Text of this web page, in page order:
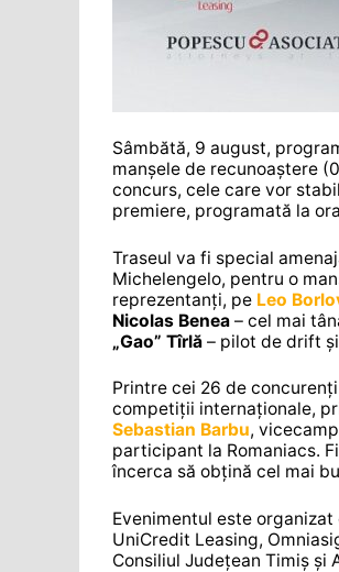
Sâmbătă, 9 august,
manșele de recunoaștere
concurs, cele care vor
premiere, programată la
Traseul va fi special
Michelengelo, pentru o
reprezentanți, pe Leo
Nicolas Benea – cel mai
„Gao” Tîrlă – pilot de drift și
Printre cei 26 de
competiții internaționale,
Sebastian Barbu,
participant la Romaniacs.
încerca să obțină cel mai
Evenimentul este
UniCredit Leasing,
Consiliul Județean Timiș și